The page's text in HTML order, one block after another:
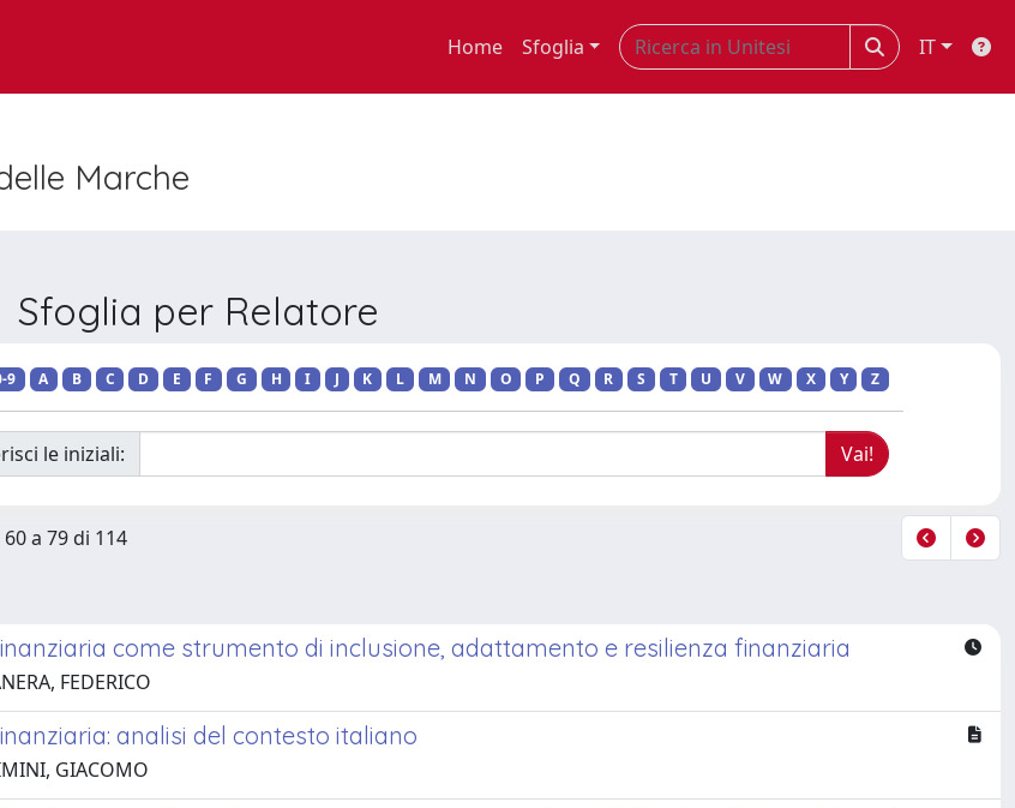
Home Sfoglia IT
Marche
Sfoglia per Relatore
9 A B C D E F G H I J K L M N O P Q R S T U V W X Y Z
le iniziali:
a 79 di 114
come strumento di inclusione, adattamento e resilienza finanziaria
FEDERICO
analisi del contesto italiano
GIACOMO